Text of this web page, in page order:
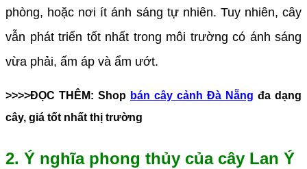
phòng, hoặc nơi ít ánh sáng tự nhiên. Tuy nhiên, cây
vẫn phát triển tốt nhất trong môi trường có ánh sáng
vừa phải, ấm áp và ẩm ướt.
>>>>ĐỌC THÊM: Shop bán cây cảnh Đà Nẵng đa dạng
cây, giá tốt nhất thị trường
2. Ý nghĩa phong thủy của cây Lan Ý